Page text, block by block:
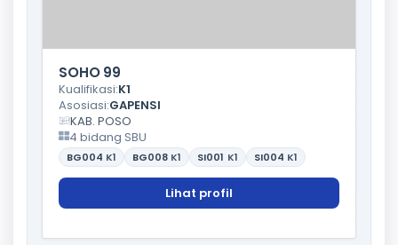
SOHO 99
Kualifikasi:K1
Asosiasi:GAPENSI
KAB. POSO
4 bidang SBU
BG004 K1 BG008 K1 SI001 K1 SI004 K1
Lihat profil